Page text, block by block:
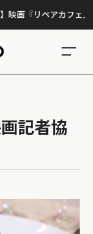
リペアカフェ』、上
記者協